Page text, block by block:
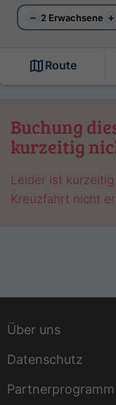
− 2 Erwachsene +
Route
Buchung
kurzeitig
Leider ist
Kreuzfahrt nicht
Über uns
Datenschutz
Partnerprogramm